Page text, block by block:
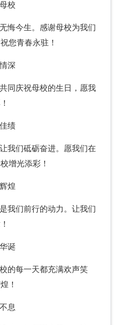
校
悔今生。感谢母校为我们
您青春永驻！
深
同庆祝母校的生日，愿我
绩
我们砥砺奋进。愿我们在
增光添彩！
煌
我们前行的动力。让我们
诞
的每一天都充满欢声笑
！
息